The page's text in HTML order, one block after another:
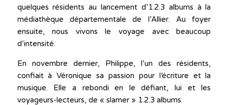
quelques résidents au lancement d’1.2.3 albums à la
médiathèque départementale de l’Allier. Au foyer
ensuite, nous vivons le voyage avec beaucoup
d’intensité.
En novembre dernier, Philippe, l’un des résidents,
confiait à Véronique sa passion pour l’écriture et la
musique. Elle a rebondi en le défiant, lui et les
voyageurs-lecteurs, de « slamer » 1.2.3 albums.